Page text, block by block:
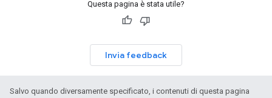
Questa pagina è stata utile?
Invia feedback
Salvo quando diversamente specificato, i contenuti di questa pagina